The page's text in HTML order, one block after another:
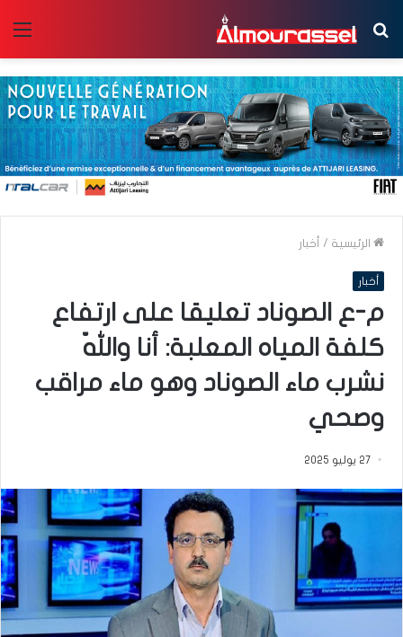
بحث
عن
الرئيسية / أخبار
أخبار
م-ع الصوناد تعليقا على ارتفاع
كلفة المياه المعلبة: أنا واللّه
نشرب ماء الصوناد وهو ماء مراقب
وصحي
27 يوليو 2025